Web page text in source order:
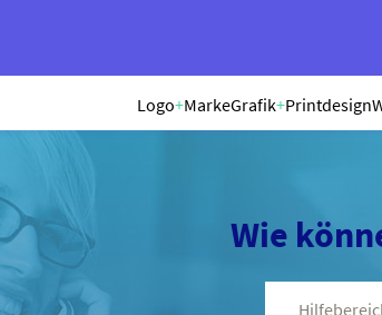
Logo+MarkeGrafik+Printdesign
Wie